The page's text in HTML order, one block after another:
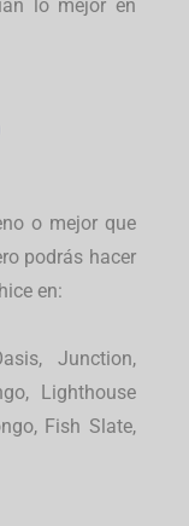
lo mejor en
o mejor que
podrás hacer
en:
Junction,
Lighthouse
Fish Slate,